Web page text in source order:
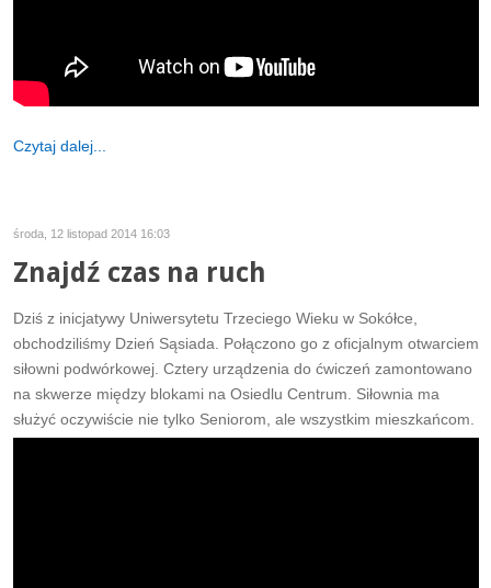
Czytaj dalej...
środa, 12 listopad 2014 16:03
Znajdź czas na ruch
Dziś z inicjatywy Uniwersytetu Trzeciego Wieku w Sokółce,
obchodziliśmy Dzień Sąsiada. Połączono go z oficjalnym otwarciem
siłowni podwórkowej. Cztery urządzenia do ćwiczeń zamontowano
na skwerze między blokami na Osiedlu Centrum. Siłownia ma
służyć oczywiście nie tylko Seniorom, ale wszystkim mieszkańcom.